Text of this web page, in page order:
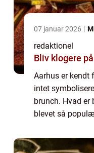
07 januar 2026
redaktionel
Bliv klogere
Aarhus er kendt
intet
brunch. Hvad er
blevet så
Aarhus – hvad